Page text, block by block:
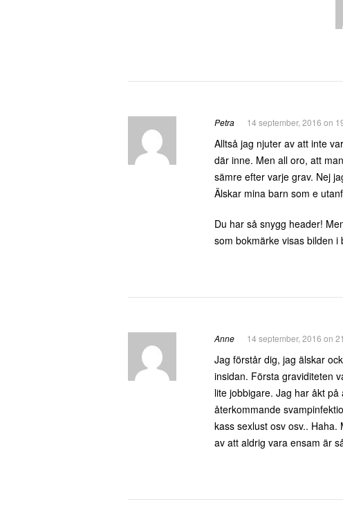
Petra 14 september, 2016 on
Alltså jag njuter av att inte
där inne. Men all oro, att
sämre efter varje grav. Nej
Älskar mina barn som e
Du har så snygg header!
som bokmärke visas bilden
Anne 14 september, 2016 on
Jag förstår dig, jag älskar
insidan. Första graviditeten
lite jobbigare. Jag har åkt på
återkommande
kass sexlust osv osv..
av att aldrig vara ensam är